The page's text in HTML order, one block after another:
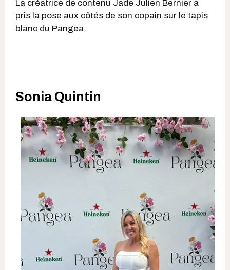
La créatrice de contenu Jade Julien Bernier a
pris la pose aux côtés de son copain sur le tapis
blanc du Pangea.
Sonia Quintin